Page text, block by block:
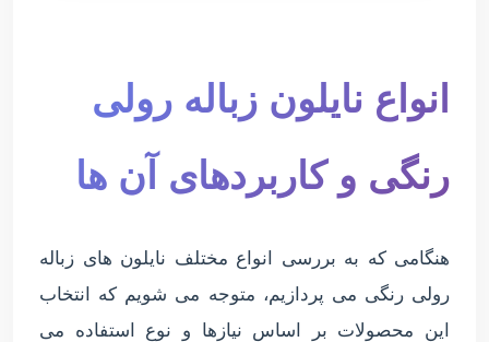
انواع نایلون زباله رولی
رنگی و کاربردهای آن ها
هنگامی که به بررسی انواع مختلف نایلون های زباله
رولی رنگی می پردازیم، متوجه می شویم که انتخاب
این محصولات بر اساس نیازها و نوع استفاده می